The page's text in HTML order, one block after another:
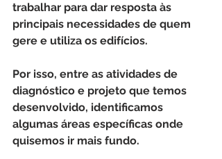
trabalhar para dar resposta às
principais necessidades de quem
gere e utiliza os edifícios.
Por isso, entre as atividades de
diagnóstico e projeto que temos
desenvolvido, identificamos
algumas áreas específicas onde
quisemos ir mais fundo.